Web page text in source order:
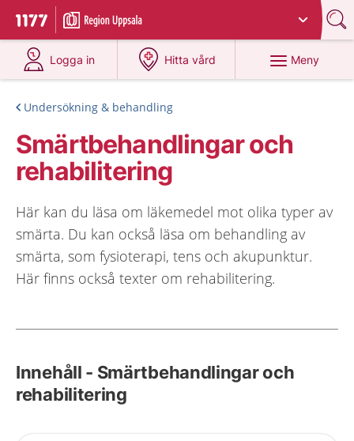
Till startsidan för 1177
Du har valt region
Logga in
på 1177.se
Hitta vård
på 1177.se
Meny
Undersökning & behandling
Smärtbehandlingar och
rehabilitering
Här kan du läsa om läkemedel mot olika typer av
smärta. Du kan också läsa om behandling av
smärta, som fysioterapi, tens och akupunktur.
Här finns också texter om rehabilitering.
Innehåll - Smärtbehandlingar och
rehabilitering